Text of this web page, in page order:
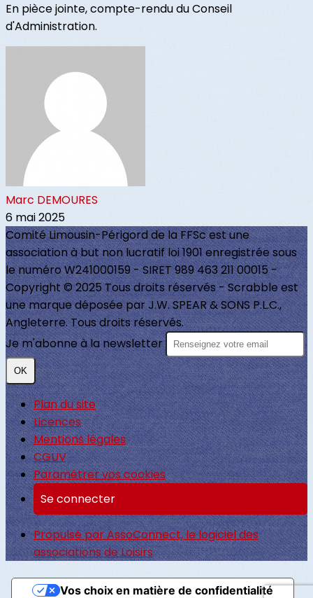
En pièce jointe, compte-rendu du Conseil
d'Administration.
Marc DEMOURES
6 mai 2025
Comité Limousin-Périgord de la FFSc est une
association à but non lucratif loi 1901 enregistrée sous
le numéro W241000159 - SIRET 989 463 211 00015 -
Copyright © 2025 Tous droits réservés - Scrabble est
une marque déposée par J.W. SPEAR & SONS P.L.C.,
Angleterre. Tous droits réservés.
Je m'abonne à la newsletter
OK
Plan du site
Licences
Mentions légales
CGUV
Paramétrer vos cookies
Se connecter
Propulsé par AssoConnect, le logiciel des
associations de Loisirs
Vos choix en matière de confidentialité